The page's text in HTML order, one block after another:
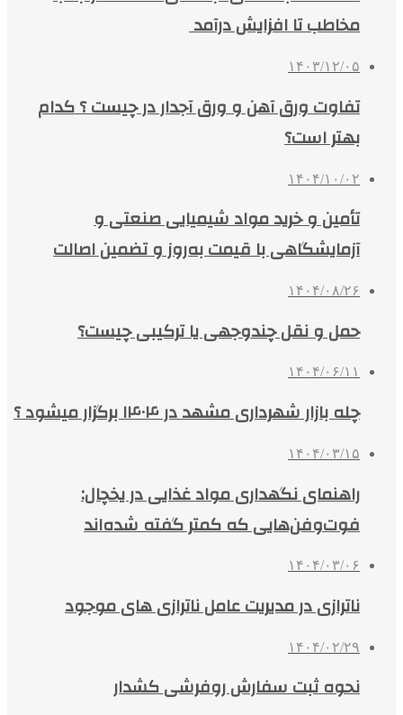
مخاطب تا افزایش درآمد
۱۴۰۳/۱۲/۰۵
تفاوت ورق آهن و ورق آجدار در چیست ؟ کدام
بهتر است؟
۱۴۰۴/۱۰/۰۲
تأمین و خرید مواد شیمیایی صنعتی و
آزمایشگاهی با قیمت به‌روز و تضمین اصالت
۱۴۰۴/۰۸/۲۶
حمل و نقل چندوجهی یا ترکیبی چیست؟
۱۴۰۴/۰۶/۱۱
چله بازار شهرداری مشهد در ۱۴۰۴ برگزار میشود ؟
۱۴۰۴/۰۳/۱۵
راهنمای نگهداری مواد غذایی در یخچال:
فوت‌وفن‌هایی که کمتر گفته شده‌اند
۱۴۰۴/۰۳/۰۶
ناترازی در مدیریت عامل ناترازی های موجود
۱۴۰۴/۰۲/۲۹
نحوه ثبت سفارش روفرشی کشدار